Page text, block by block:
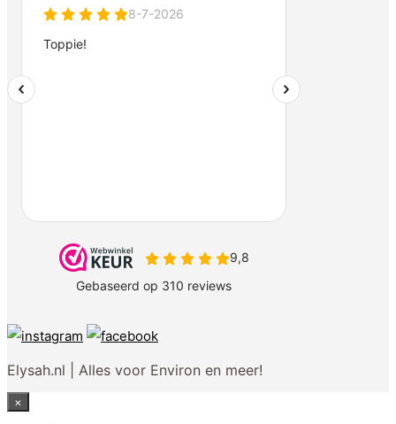
Elysah.nl | Alles voor Environ en meer!
×